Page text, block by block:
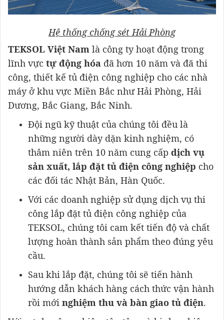
Hệ thống chống sét Hải Phòng
TEKSOL Việt Nam là công ty hoạt động trong
lĩnh vực tự động hóa đã hơn 10 năm và đã thi
công, thiết kế tủ điện công nghiệp cho các nhà
máy ở khu vực Miền Bắc như Hải Phòng, Hải
Dương, Bắc Giang, Bắc Ninh.
Đội ngũ kỹ thuật của chúng tôi đều là
những người dày dặn kinh nghiệm, có
thâm niên trên 10 năm cung cấp dịch vụ
sản xuất, lắp đặt tủ điện công nghiệp cho
các đối tác Nhật Bản, Hàn Quốc.
Với các doanh nghiệp sử dụng dịch vụ thi
công lắp đặt tủ điện công nghiệp của
TEKSOL, chúng tôi cam kết tiến độ và chất
lượng hoàn thành sản phẩm theo đúng yêu
cầu.
Sau khi lắp đặt, chúng tôi sẽ tiến hành
hướng dẫn khách hàng cách thức vận hành
rồi mới nghiệm thu và bàn giao tủ điện.